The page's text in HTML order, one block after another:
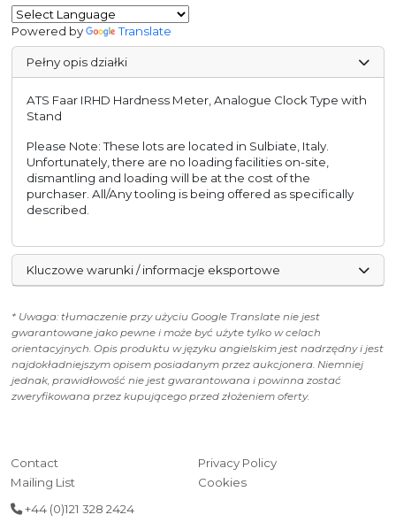
Powered by Translate
Pełny opis działki
ATS Faar IRHD Hardness Meter, Analogue Clock Type with
Stand
Please Note: These lots are located in Sulbiate, Italy.
Unfortunately, there are no loading facilities on-site,
dismantling and loading will be at the cost of the
purchaser. All/Any tooling is being offered as specifically
described.
Kluczowe warunki / informacje eksportowe
* Uwaga: tłumaczenie przy użyciu Google Translate nie jest
gwarantowane jako pewne i może być użyte tylko w celach
orientacyjnych. Opis produktu w języku angielskim jest nadrzędny i jest
najdokładniejszym opisem posiadanym przez aukcjonera. Niemniej
jednak, prawidłowość nie jest gwarantowana i powinna zostać
zweryfikowana przez kupującego przed złożeniem oferty.
Contact
Mailing List
Privacy Policy
Cookies
+44 (0)121 328 2424